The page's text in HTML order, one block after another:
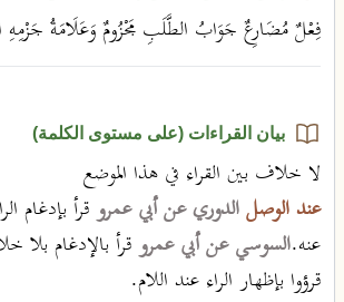
فِعْلٌ مُضَارِعٌ جَوَابُ الطَّلَبِ مَجْزُومٌ وَعَلَامَةُ جَزْمِهِ
بيان القراءات (على مستوى الكلمة)
لا خلاف بين القراء في هذا الموضع
عند الوصلالدوري عن أبي عمروقرأ بإدغام
عنه.السوسي عن أبي عمروقرأ بالإدغام بلا
قرؤوا بإظهار الراء عند اللام.